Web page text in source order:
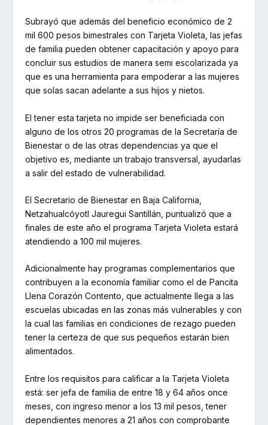
Subrayó que además del beneficio económico de 2
mil 600 pesos bimestrales con Tarjeta Violeta, las jefas
de familia pueden obtener capacitación y apoyo para
concluir sus estudios de manera semi escolarizada ya
que es una herramienta para empoderar a las mujeres
que solas sacan adelante a sus hijos y nietos.
El tener esta tarjeta no impide ser beneficiada con
alguno de los otros 20 programas de la Secretaría de
Bienestar o de las otras dependencias ya que el
objetivo es, mediante un trabajo transversal, ayudarlas
a salir del estado de vulnerabilidad.
El Secretario de Bienestar en Baja California,
Netzahualcóyotl Jauregui Santillán, puntualizó que a
finales de este año el programa Tarjeta Violeta estará
atendiendo a 100 mil mujeres.
Adicionalmente hay programas complementarios que
contribuyen a la economía familiar como el de Pancita
Llena Corazón Contento, que actualmente llega a las
escuelas ubicadas en las zonas más vulnerables y con
la cual las familias en condiciones de rezago pueden
tener la certeza de que sus pequeños estarán bien
alimentados.
Entre los requisitos para calificar a la Tarjeta Violeta
está: ser jefa de familia de entre 18 y 64 años once
meses, con ingreso menor a los 13 mil pesos, tener
dependientes menores a 21 años con comprobante